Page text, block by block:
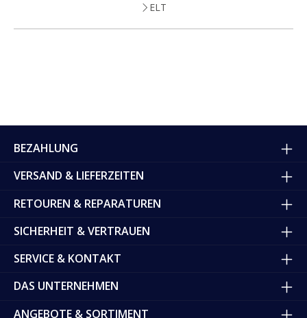
ELT
BEZAHLUNG
VERSAND & LIEFERZEITEN
RETOUREN & REPARATUREN
SICHERHEIT & VERTRAUEN
SERVICE & KONTAKT
DAS UNTERNEHMEN
ANGEBOTE & SORTIMENT